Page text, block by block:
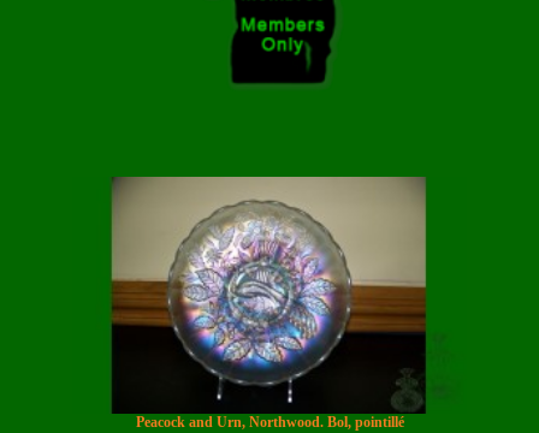
Peacock and Urn, Northwood. Bol, pointillé